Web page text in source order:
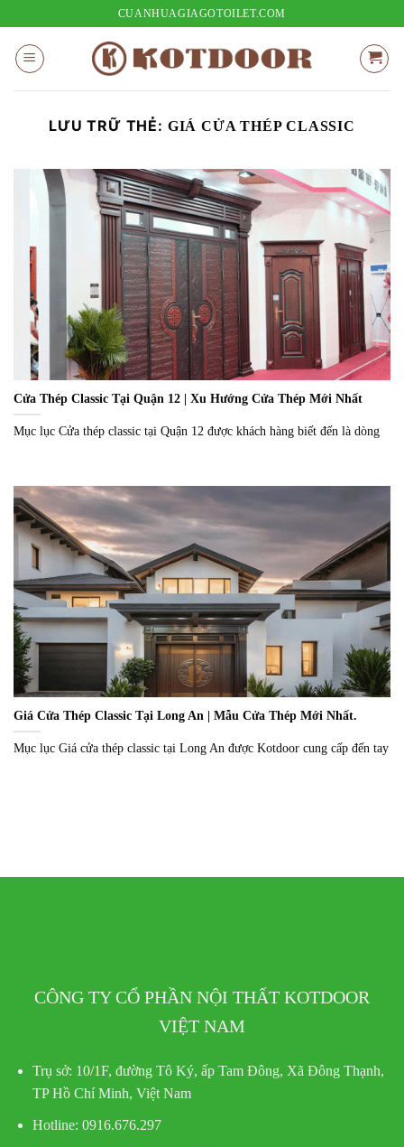
nội
dung
CUANHUAGIAGOTOILET.COM
LƯU TRỮ THẺ: GIÁ CỬA THÉP CLASSIC
Cửa Thép Classic Tại Quận 12 | Xu Hướng Cửa Thép Mới Nhất
Mục lục Cửa thép classic tại Quận 12 được khách hàng biết đến là dòng
Giá Cửa Thép Classic Tại Long An | Mẫu Cửa Thép Mới Nhất.
Mục lục Giá cửa thép classic tại Long An được Kotdoor cung cấp đến tay
CÔNG TY CỔ PHẦN NỘI THẤT KOTDOOR
VIỆT NAM
Trụ sở: 10/1F, đường Tô Ký, ấp Tam Đông, Xã Đông Thạnh,
TP Hồ Chí Minh, Việt Nam
Hotline: 0916.676.297